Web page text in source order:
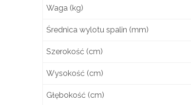
Waga (kg)
Średnica wylotu spalin (mm)
Szerokość (cm)
Wysokość (cm)
Głębokość (cm)